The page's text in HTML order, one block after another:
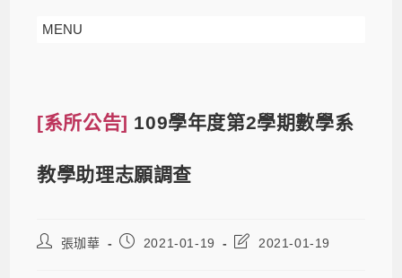
MENU
[系所公告] 109學年度第2學期數學系
教學助理志願調查
張珈華 2021-01-19 2021-01-19